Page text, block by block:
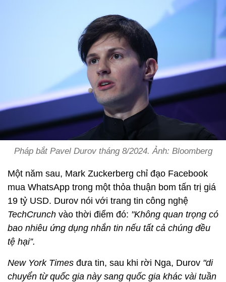
Pháp bắt Pavel Durov tháng 8/2024. Ảnh: Bloomberg
Một năm sau, Mark Zuckerberg chỉ đạo Facebook
mua WhatsApp trong một thỏa thuận bom tấn trị giá
19 tỷ USD. Durov nói với trang tin công nghệ
TechCrunch vào thời điểm đó: "Không quan trọng có
bao nhiêu ứng dụng nhắn tin nếu tất cả chúng đều
tệ hại”.
New York Times đưa tin, sau khi rời Nga, Durov "di
chuyển từ quốc gia này sang quốc gia khác vài tuần